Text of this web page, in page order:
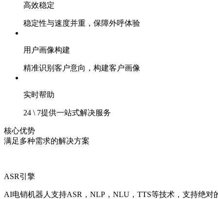
高效稳定
稳定性与速度并重，保障外呼体验
用户画像构建
精准识别客户意向，构建客户画像
实时帮助
24 \ 7提供一站式解决服务
核心优势
满足多种需求的解决方案
ASR引擎
AI电销机器人支持ASR，NLP，NLU，TTS等技术，支持绝对